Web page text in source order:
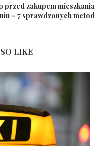
przed zakupem mieszkania
– 7 sprawdzonych metod
LIKE